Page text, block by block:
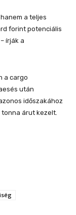
a teljes
forint potenciális
írják a
a cargo
után
időszakához
tonna árut kezelt.